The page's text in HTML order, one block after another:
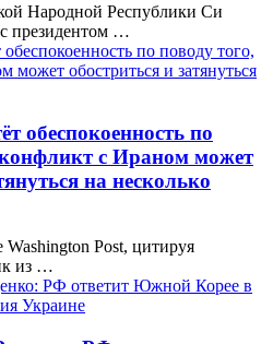
Народной Республики Си
президентом …
обеспокоенность по
с Ираном может
на несколько
Post, цитируя
из …